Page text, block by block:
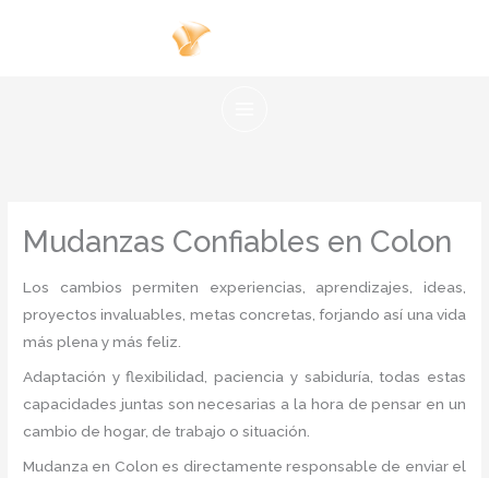
Mudanzas Confiables en Colon
Los cambios permiten experiencias, aprendizajes, ideas,
proyectos invaluables, metas concretas, forjando así una vida
más plena y más feliz.
Adaptación y flexibilidad, paciencia y sabiduría, todas estas
capacidades juntas son necesarias a la hora de pensar en un
cambio de hogar, de trabajo o situación.
Mudanza en Colon es directamente responsable de enviar el